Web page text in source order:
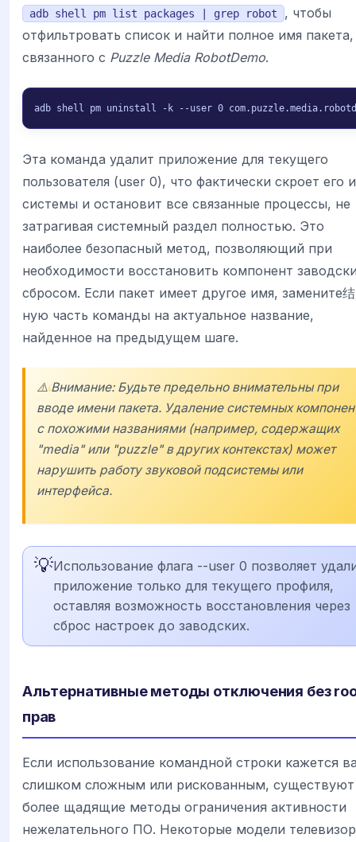
adb shell pm list packages | grep robot
, чтобы
отфильтровать список и найти полное имя пакета,
связанного с Puzzle Media RobotDemo.
adb shell pm uninstall -k --user 0
Эта команда удалит приложение для текущего
пользователя (user 0), что фактически скроет его
системы и остановит все связанные процессы, не
затрагивая системный раздел полностью. Это
наиболее безопасный метод, позволяющий при
необходимости восстановить компонент
сбросом. Если пакет имеет другое имя, замените
ную часть команды на актуальное название,
найденное на предыдущем шаге.
⚠️ Внимание: Будьте предельно внимательны при
вводе имени пакета. Удаление системных
с похожими названиями (например, содержащих
"media" или "puzzle" в других контекстах) может
нарушить работу звуковой подсистемы или
интерфейса.
💡Использование флага --user 0 позволяет
приложение только для текущего профиля,
оставляя возможность восстановления через
сброс настроек до заводских.
Альтернативные методы отключения без
прав
Если использование командной строки кажется
слишком сложным или рискованным, существуют
более щадящие методы ограничения активности
нежелательного ПО. Некоторые модели